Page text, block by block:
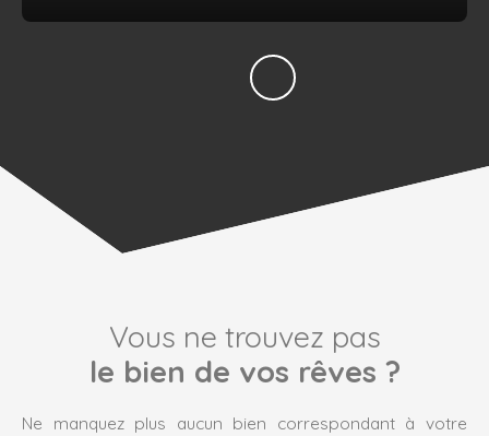
Vous ne trouvez pas
le bien de vos rêves ?
Ne manquez plus aucun bien correspondant à votre